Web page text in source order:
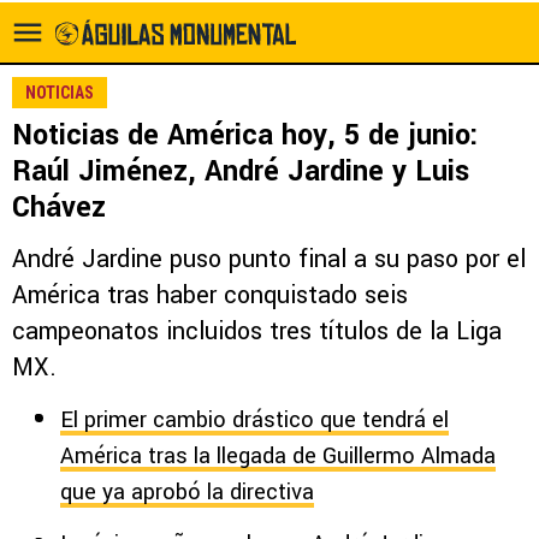
NOTICIAS
Noticias de América hoy, 5 de junio:
Raúl Jiménez, André Jardine y Luis
Chávez
André Jardine puso punto final a su paso por el
América tras haber conquistado seis
campeonatos incluidos tres títulos de la Liga
MX.
El primer cambio drástico que tendrá el
América tras la llegada de Guillermo Almada
que ya aprobó la directiva